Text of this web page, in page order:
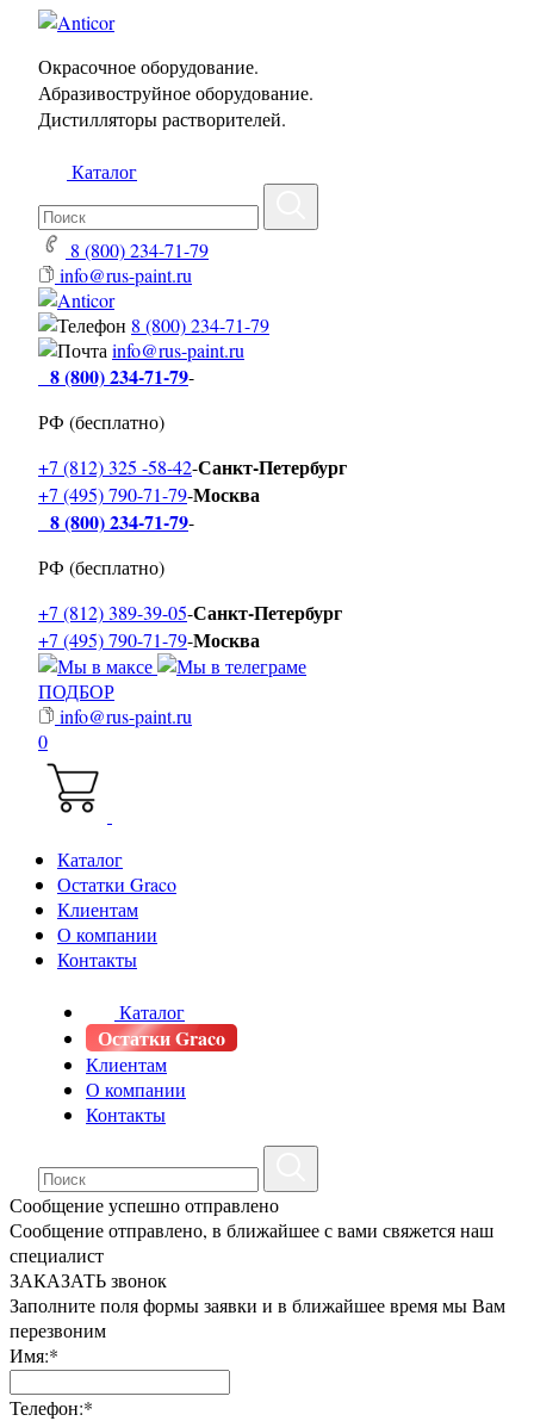
Окрасочное оборудование.
Абразивоструйное оборудование.
Дистилляторы растворителей.
Каталог
8 (800) 234-71-79
info@rus-paint.ru
8 (800) 234-71-79
info@rus-paint.ru
8 (800) 234-71-79-
РФ (бесплатно)
+7 (812) 325 -58-42-Санкт-Петербург
+7 (495) 790-71-79-Москва
8 (800) 234-71-79-
РФ (бесплатно)
+7 (812) 389-39-05-Санкт-Петербург
+7 (495) 790-71-79-Москва
ПОДБОР
info@rus-paint.ru
0
Каталог
Остатки Graco
Клиентам
О компании
Контакты
Каталог
Остатки Graco
Клиентам
О компании
Контакты
Сообщение успешно отправлено
Сообщение отправлено, в ближайшее с вами свяжется наш
специалист
ЗАКАЗАТЬ звонок
Заполните поля формы заявки и в ближайшее время мы Вам
перезвоним
Имя:*
Телефон:*